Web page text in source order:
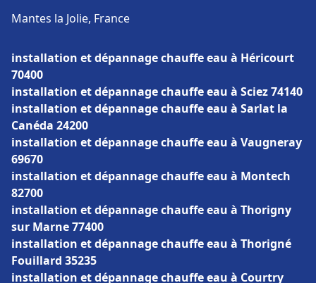
Mantes la Jolie, France
installation et dépannage chauffe eau à Héricourt
70400
installation et dépannage chauffe eau à Sciez 74140
installation et dépannage chauffe eau à Sarlat la
Canéda 24200
installation et dépannage chauffe eau à Vaugneray
69670
installation et dépannage chauffe eau à Montech
82700
installation et dépannage chauffe eau à Thorigny
sur Marne 77400
installation et dépannage chauffe eau à Thorigné
Fouillard 35235
installation et dépannage chauffe eau à Courtry